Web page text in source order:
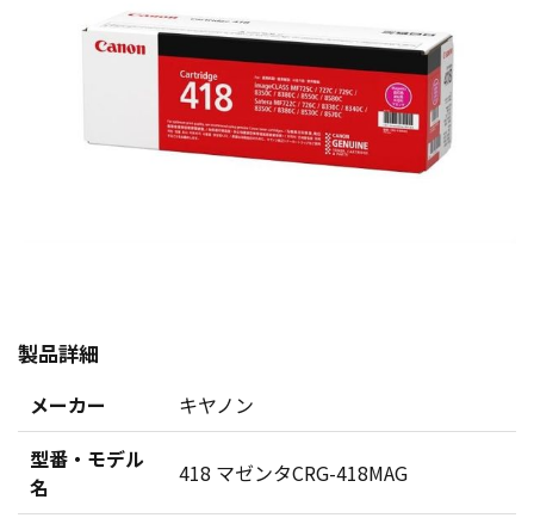
製品詳細
メーカー
キヤノン
型番・モデル
名
418 マゼンタCRG-418MAG